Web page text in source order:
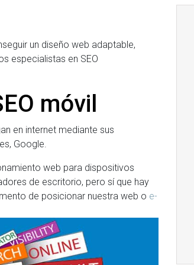
un diseño web adaptable,
especialistas en SEO
móvil
en internet mediante sus
Google.
web para dispositivos
de escritorio, pero sí que hay
de posicionar nuestra web o e-